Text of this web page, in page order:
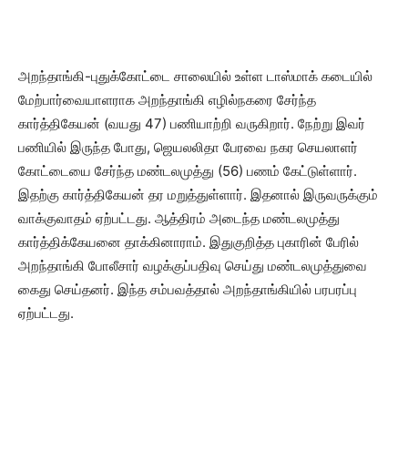
அறந்தாங்கி-புதுக்கோட்டை சாலையில் உள்ள டாஸ்மாக் கடையில்
மேற்பார்வையாளராக அறந்தாங்கி எழில்நகரை சேர்ந்த
கார்த்திகேயன் (வயது 47) பணியாற்றி வருகிறார். நேற்று இவர்
பணியில் இருந்த போது, ஜெயலலிதா பேரவை நகர செயலாளர்
கோட்டையை சேர்ந்த மண்டலமுத்து (56) பணம் கேட்டுள்ளார்.
இதற்கு கார்த்திகேயன் தர மறுத்துள்ளார். இதனால் இருவருக்கும்
வாக்குவாதம் ஏற்பட்டது. ஆத்திரம் அடைந்த மண்டலமுத்து
கார்த்திக்கேயனை தாக்கினாராம். இதுகுறித்த புகாரின் பேரில்
அறந்தாங்கி போலீசார் வழக்குப்பதிவு செய்து மண்டலமுத்துவை
கைது செய்தனர். இந்த சம்பவத்தால் அறந்தாங்கியில் பரபரப்பு
ஏற்பட்டது.